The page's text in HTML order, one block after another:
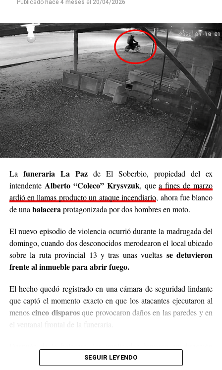
siendo parte de algo genuino”.
Luego continuó: “Nuestro deseo es poder llegar a
cada rincón de Posadas
, acompañar, contener y
brindar un poco de alivio a quienes están pasando
momentos difíciles. No podemos cambiar el mundo
entero, pero sí podemos cambiar el día de alguien”.
Se trata de una iniciativa hecha a pulmón, con esfuerzo
propio y con el acompañamiento de cada persona que
decide sumar su granito de arena, ya sea concamperas,
buzos, sacos, frazadas, colchas, mantas, bufandas,
gorros, guantes y todo lo que pueda abrigar.
Cabe destacar que para mediados de mayo será la
entrega de donaciones y tienen planificado realizar ollas
populares de arroz con pollo, por lo que también
recibirán donaciones de alimentos no perecederos.
Para comunicarse con el organizador de la iniciativa,
podrán enviar mensajes, audios o realizar llamadas al
3764140551
o a través de Instagram
@agustin_pineiroo
Publicado hace 4 meses el 20/04/2026
La funeraria La Pazde El Soberbio, propiedad del ex
intendente Alberto “Coleco” Krysvzuk, quea fines de marzo
ardió en llamas producto un ataque incendiario, ahora fue blanco
de una balacera protagonizada por dos hombres en moto.
El nuevo episodio de violencia ocurrió durante la madrugada del
domingo, cuando dos desconocidos merodearon el local ubicado
sobre la ruta provincial 13 y tras unas vueltas se detuvieron
frente al inmueble para abrir fuego.
El hecho quedó registrado en una cámara de seguridad lindante
que captó el momento exacto en que los atacantes ejecutaron al
menoscinco disparosque provocaron daños en las paredes y en
el ventanal frontal de la funeraria.
hacia el acceso a El Soberbio y en el lugar intervino el personal
SEGUIR LEYENDO